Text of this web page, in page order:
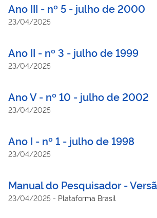
Ano III - nº 5 - julho de 2000
23/04/2025
Ano II - nº 3 - julho de 1999
23/04/2025
Ano V - nº 10 - julho de 2002
23/04/2025
Ano I - nº 1 - julho de 1998
23/04/2025
Manual do Pesquisador -
23/04/2025 - Plataforma Brasil